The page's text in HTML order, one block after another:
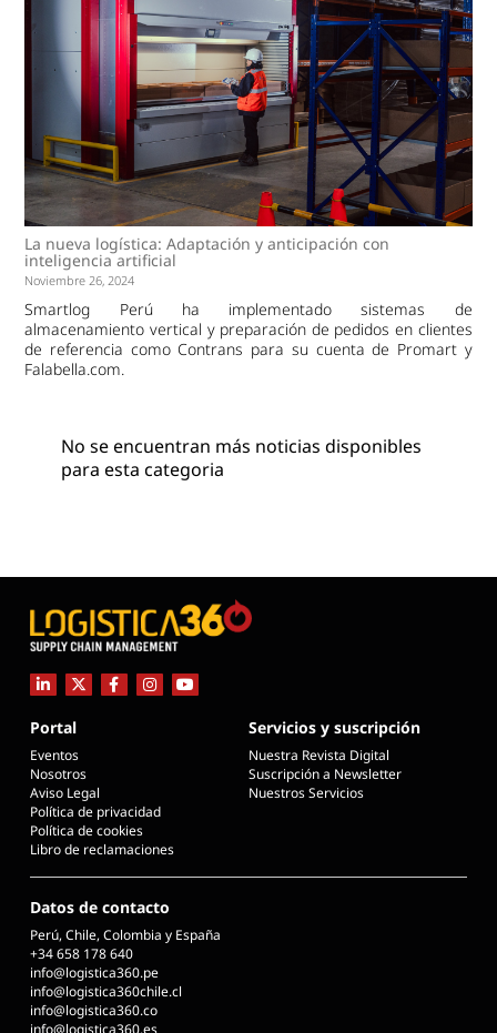
La nueva logística: Adaptación y anticipación con
inteligencia artificial
Noviembre 26, 2024
Smartlog Perú ha implementado sistemas de
almacenamiento vertical y preparación de pedidos en clientes
de referencia como Contrans para su cuenta de Promart y
Falabella.com.
No se encuentran más noticias disponibles
para esta categoria
Portal
Eventos
Nosotros
Aviso Legal
Política de privacidad
Política de cookies
Libro de reclamaciones
Servicios y suscripción
Nuestra Revista Digital
Suscripción a Newsletter
Nuestros Servicios
Datos de contacto
Perú, Chile, Colombia y España
+34 658 178 640
info@logistica360.pe
info@logistica360chile.cl
info@logistica360.co
info@logistica360.es